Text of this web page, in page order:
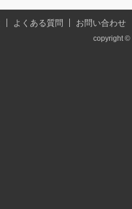
よくある質問 お問い合わせ
copyright ©